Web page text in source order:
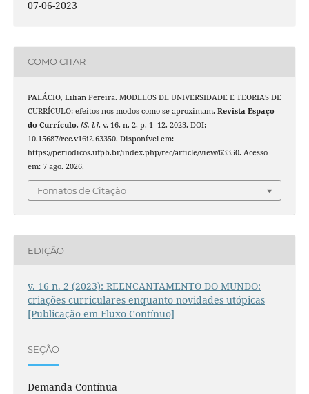
07-06-2023
COMO CITAR
PALÁCIO, Lilian Pereira. MODELOS DE UNIVERSIDADE E TEORIAS DE
CURRÍCULO: efeitos nos modos como se aproximam. Revista Espaço
do Currículo, [S. l.], v. 16, n. 2, p. 1–12, 2023. DOI:
10.15687/rec.v16i2.63350. Disponível em:
https://periodicos.ufpb.br/index.php/rec/article/view/63350. Acesso
em: 7 ago. 2026.
Fomatos de Citação
EDIÇÃO
v. 16 n. 2 (2023): REENCANTAMENTO DO MUNDO:
criações curriculares enquanto novidades utópicas
[Publicação em Fluxo Contínuo]
SEÇÃO
Demanda Contínua